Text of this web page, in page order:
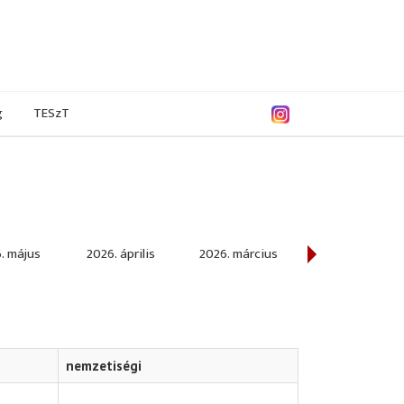
TESzT
május 2026. április 2026. március 2026. február
nemzetiségi